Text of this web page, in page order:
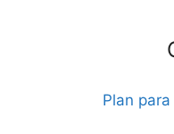
Plan